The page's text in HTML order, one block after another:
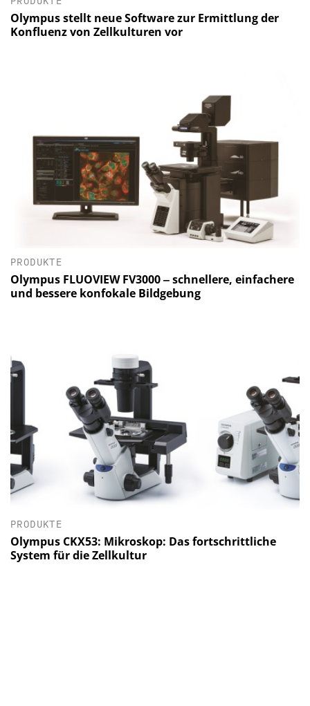
Olympus stellt neue Software zur Ermittlung der
Konfluenz von Zellkulturen vor
PRODUKTE
Olympus FLUOVIEW FV3000 ‒ schnellere, einfachere
und bessere konfokale Bildgebung
PRODUKTE
Olympus CKX53: Mikroskop: Das fortschrittliche
System für die Zellkultur